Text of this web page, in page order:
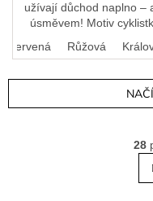
užívají důchod naplno –
úsměvem! Motiv
dodá energii, humor a
rebelie. Skvělý dárek
Červená Růžová
Bílá
28